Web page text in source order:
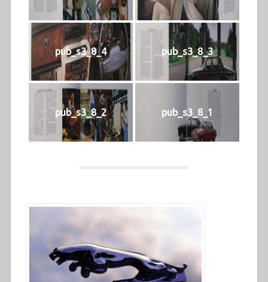
pub_s3_8_4 pub_s3_8_3
pub_s3_8_2 pub_s3_8_1